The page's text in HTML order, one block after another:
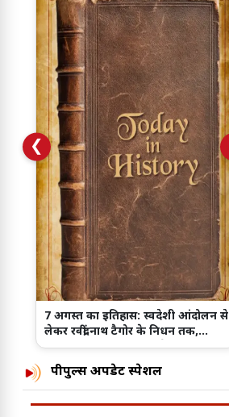
7 अगस्त का इतिहास: स्वदेशी आंदोलन से
लेकर रवींद्रनाथ टैगोर के निधन तक,
जानिए इस दिन हुईं प्रमुख ऐतिहासिक
घटनाएं।
❮
पीपुल्स अपडेट स्पेशल